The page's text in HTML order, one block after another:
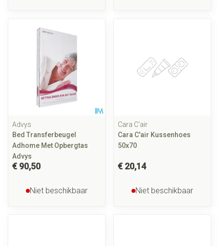
Advys
Bed Transferbeugel
Adhome Met Opbergtas
Advys
€ 90,50
Niet beschikbaar
Cara C'air
Cara C'air Kussenhoes
50x70
€ 20,14
Niet beschikbaar